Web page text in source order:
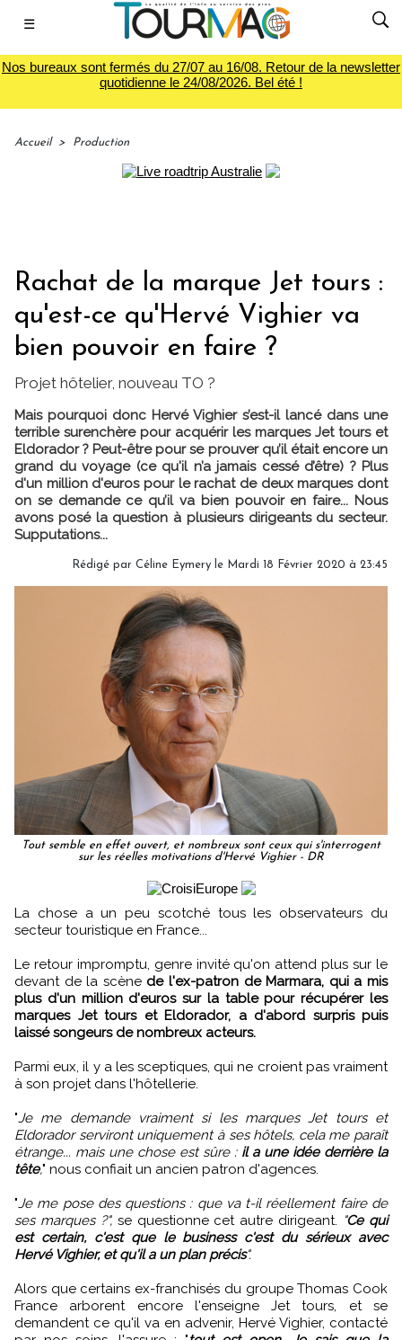
☰
Nos bureaux sont fermés du 27/07 au 16/08. Retour de la newsletter
quotidienne le 24/08/2026. Bel été !
Accueil > Production
Rachat de la marque Jet tours :
qu'est-ce qu'Hervé Vighier va
bien pouvoir en faire ?
Projet hôtelier, nouveau TO ?
Mais pourquoi donc Hervé Vighier s’est-il lancé dans une
terrible surenchère pour acquérir les marques Jet tours et
Eldorador ? Peut-être pour se prouver qu’il était encore un
grand du voyage (ce qu'il n’a jamais cessé d’être) ? Plus
d'un million d'euros pour le rachat de deux marques dont
on se demande ce qu’il va bien pouvoir en faire... Nous
avons posé la question à plusieurs dirigeants du secteur.
Supputations...
Rédigé par Céline Eymery le Mardi 18 Février 2020 à 23:45
Tout semble en effet ouvert, et nombreux sont ceux qui s'interrogent
sur les réelles motivations d'Hervé Vighier - DR
La chose a un peu scotché tous les observateurs du
secteur touristique en France...
Le retour impromptu, genre invité qu'on attend plus sur le
devant de la scène de l'ex-patron de Marmara, qui a mis
plus d'un million d'euros sur la table pour récupérer les
marques Jet tours et Eldorador, a d'abord surpris puis
laissé songeurs de nombreux acteurs.
Parmi eux, il y a les sceptiques, qui ne croient pas vraiment
à son projet dans l'hôtellerie.
"Je me demande vraiment si les marques Jet tours et
Eldorador serviront uniquement à ses hôtels, cela me paraît
étrange... mais une chose est sûre : il a une idée derrière la
tête," nous confiait un ancien patron d'agences.
"Je me pose des questions : que va t-il réellement faire de
ses marques ?",se questionne cet autre dirigeant. "Ce qui
est certain, c'est que le business c'est du sérieux avec
Hervé Vighier, et qu'il a un plan précis".
Alors que certains ex-franchisés du groupe Thomas Cook
France arborent encore l'enseigne Jet tours, et se
demandent ce qu'il va en advenir, Hervé Vighier, contacté